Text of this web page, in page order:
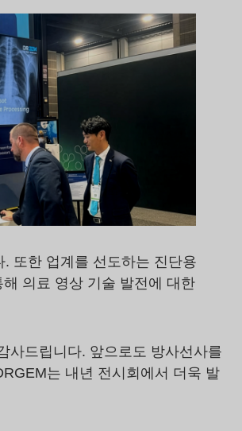
또한 업계를 선도하는 진단용
의료 영상 기술 발전에 대한
사드립니다. 앞으로도 방사선사를
는 내년 전시회에서 더욱 발